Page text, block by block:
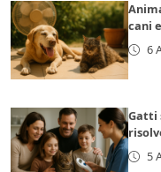
cani
6
Gatti
5